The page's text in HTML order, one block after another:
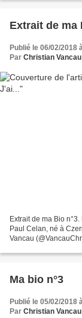
Publié le 06/02/2018
Par Christian Vancau
Extrait de ma Bio
Paul Celan, né à
Vancau
Ma bio n°3
Publié le 05/02/2018
Par Christian Vancau